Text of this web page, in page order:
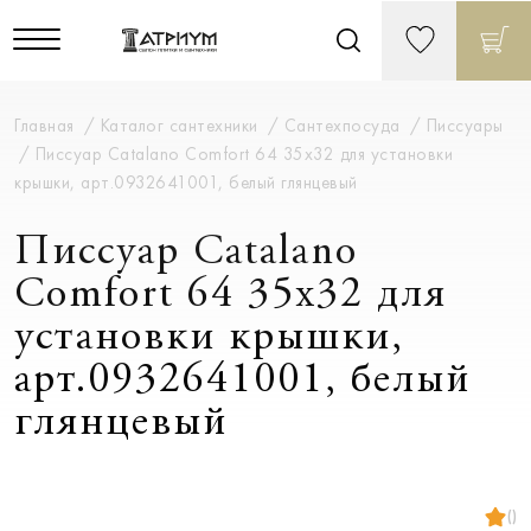
Главная Каталог сантехники Сантехпосуда
Писсуары
Писсуар Catalano Comfort 64 35x32 для установки
крышки, арт.0932641001, белый глянцевый
Писсуар Catalano
Comfort 64 35x32 для
установки крышки,
арт.0932641001, белый
глянцевый
()